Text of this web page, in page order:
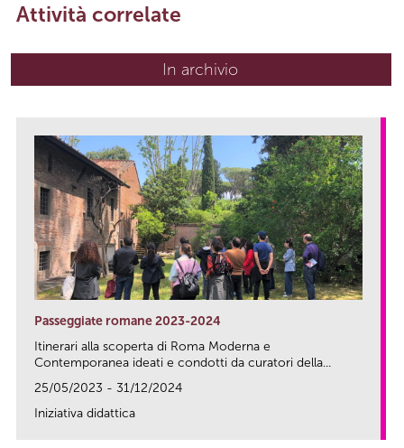
Attività correlate
In archivio
Passeggiate romane 2023-2024
Itinerari alla scoperta di Roma Moderna e
Contemporanea ideati e condotti da curatori della...
25/05/2023 - 31/12/2024
Iniziativa didattica